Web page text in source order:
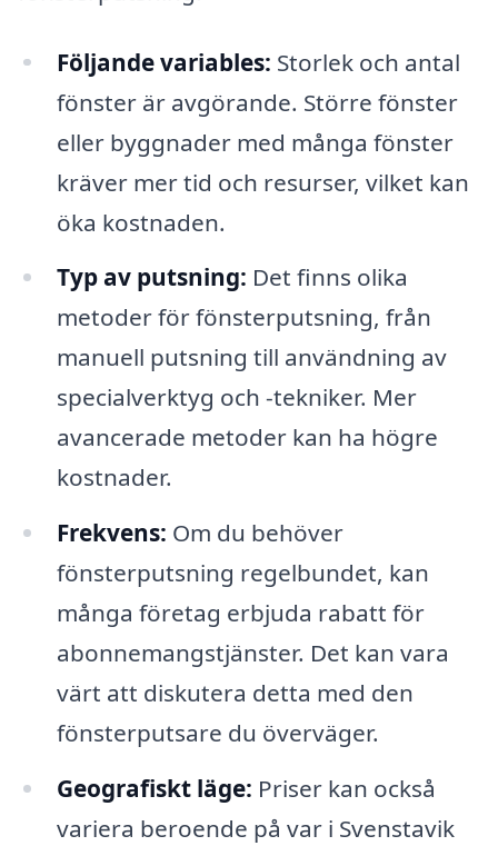
Följande variables: Storlek och antal
fönster är avgörande. Större fönster
eller byggnader med många fönster
kräver mer tid och resurser, vilket kan
öka kostnaden.
Typ av putsning: Det finns olika
metoder för fönsterputsning, från
manuell putsning till användning av
specialverktyg och -tekniker. Mer
avancerade metoder kan ha högre
kostnader.
Frekvens: Om du behöver
fönsterputsning regelbundet, kan
många företag erbjuda rabatt för
abonnemangstjänster. Det kan vara
värt att diskutera detta med den
fönsterputsare du överväger.
Geografiskt läge: Priser kan också
variera beroende på var i Svenstavik